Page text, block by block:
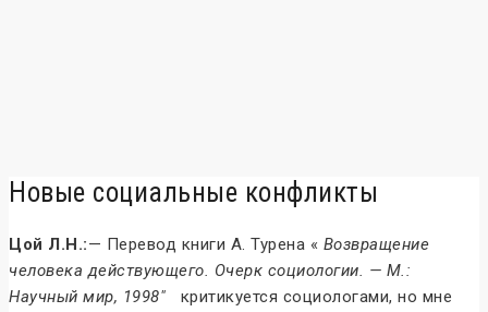
Новые социальные конфликты
Цой Л.Н.:— Перевод книги А. Турена « Возвращение
человека действующего. Очерк социологии. — М.:
Научный мир, 1998″ критикуется социологами, но мне